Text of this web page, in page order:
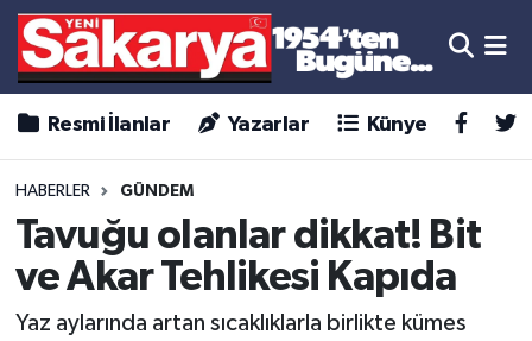
Resmi İlanlar Yazarlar Künye
HABERLER GÜNDEM
Tavuğu olanlar dikkat! Bit
ve Akar Tehlikesi Kapıda
Yaz aylarında artan sıcaklıklarla birlikte kümes